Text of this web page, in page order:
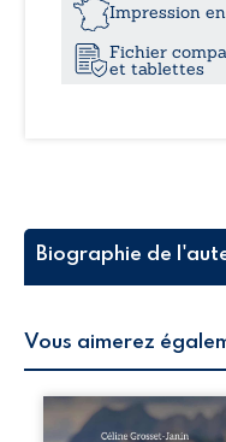
maquisards
Impression
Fichier
et tablettes
Biographie de
Vous aimerez
Que reste-t-il de